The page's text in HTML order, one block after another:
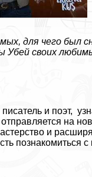
для чего был
своих
и поэт,
на
и
познакомиться